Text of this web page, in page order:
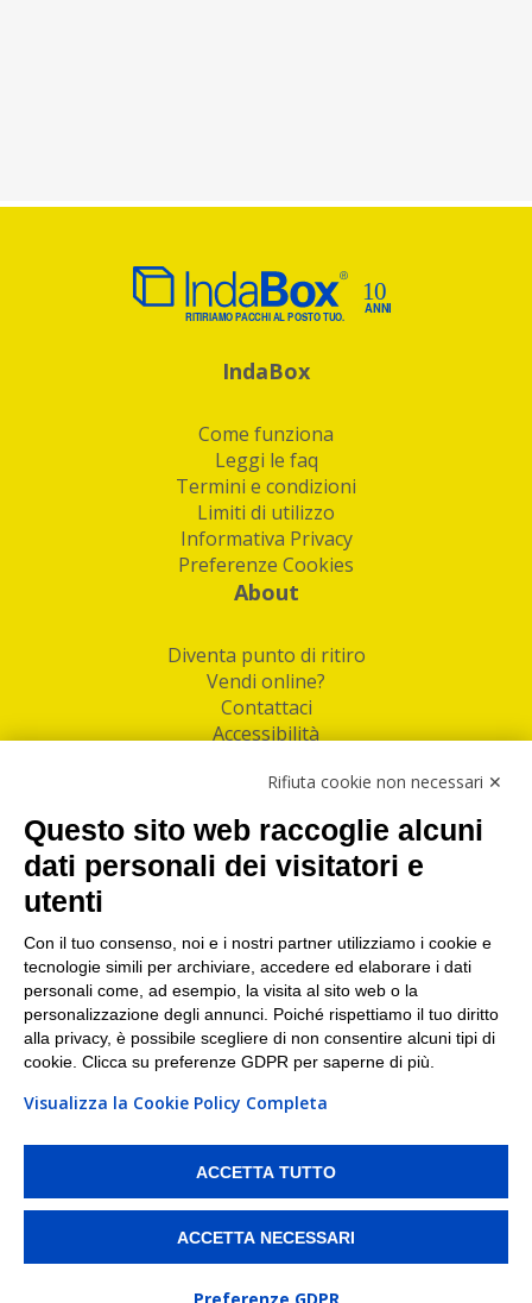
IndaBox
Come funziona
Leggi le faq
Termini e condizioni
Limiti di utilizzo
Informativa Privacy
Preferenze Cookies
About
Diventa punto di ritiro
Vendi online?
Contattaci
Accessibilità
Facebook
Linkedin
I nostri punti di ritiro e spedizione pacchi nelle
maggiori città italiane
Torino|Milano|Roma|Bologna|Firenze| Genova
Napoli|Varese
PI/CF/N°Iscr.: 10821360012 | REA: RM 1494760 | Cap.Soc.: 50.000€ |
Whistleblowing|Privacy |Preferenze Cookies
ritirare i tuoi acquisti online e spedire i tuoi pacchi.
Rifiuta cookie non necessari ✕
Questo sito web raccoglie alcuni
dati personali dei visitatori e
utenti
Con il tuo consenso, noi e i nostri partner utilizziamo i cookie e
tecnologie simili per archiviare, accedere ed elaborare i dati
personali come, ad esempio, la visita al sito web o la
personalizzazione degli annunci. Poiché rispettiamo il tuo diritto
alla privacy, è possibile scegliere di non consentire alcuni tipi di
cookie. Clicca su preferenze GDPR per saperne di più.
Visualizza la Cookie Policy Completa
ACCETTA TUTTO
ACCETTA NECESSARI